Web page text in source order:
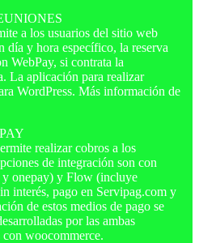
a los usuarios del sitio web
día y hora específico, la reserva
WebPay, si contrata la
La aplicación para realizar
WordPress. Más información de
realizar cobros a los
de integración son con
onepay) y Flow (incluye
interés, pago en Servipag.com y
de estos medios de pago se
por las ambas
con woocommerce.